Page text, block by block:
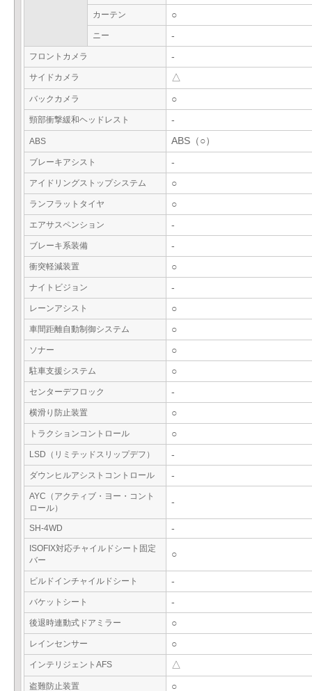
カーテン ○
ニー -
フロントカメラ -
サイドカメラ △
バックカメラ ○
頸部衝撃緩和ヘッドレスト -
ABS ABS（○）
ブレーキアシスト -
アイドリングストップシステム ○
ランフラットタイヤ ○
エアサスペンション -
ブレーキ系装備 -
衝突軽減装置 ○
ナイトビジョン -
レーンアシスト ○
車間距離自動制御システム ○
ソナー ○
駐車支援システム ○
センターデフロック -
横滑り防止装置 ○
トラクションコントロール ○
LSD（リミテッドスリップデフ） -
ダウンヒルアシストコントロール -
AYC（アクティブ・ヨー・コント
ロール）
-
SH-4WD -
ISOFIX対応チャイルドシート固定
バー
○
ビルドインチャイルドシート -
バケットシート -
後退時連動式ドアミラー ○
レインセンサー ○
インテリジェントAFS △
盗難防止装置 ○